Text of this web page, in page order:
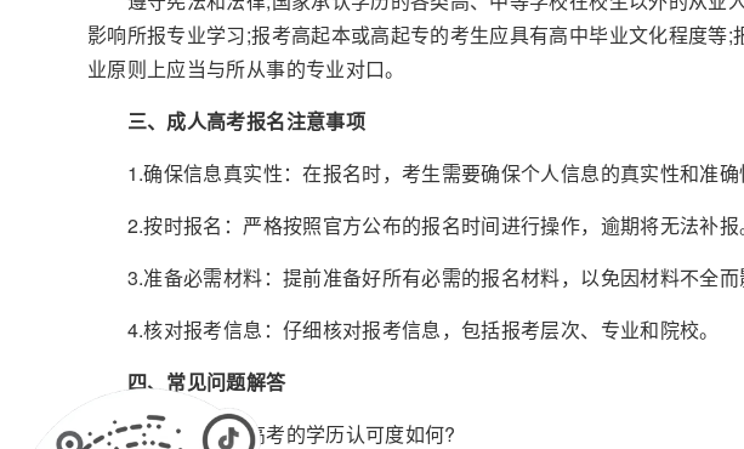
影响所报专业学习;报考高起本或高起专的考生应具有高中毕业文化程度等
业原则上应当与所从事的专业对口。
三、成人高考报名注意事项
1.确保信息真实性：在报名时，考生需要确保个人信息的真实性和准确
2.按时报名：严格按照官方公布的报名时间进行操作，逾期将无法补报
3.准备必需材料：提前准备好所有必需的报名材料，以免因材料不全而
4.核对报考信息：仔细核对报考信息，包括报考层次、专业和院校。
四、常见问题解答
问题一：成人高考的学历认可度如何?